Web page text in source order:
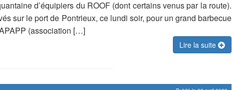
d’équipiers du ROOF (dont certains venus par la route).
sur le port de Pontrieux, ce lundi soir, pour un grand barbecue
(association […]
Lire la suite